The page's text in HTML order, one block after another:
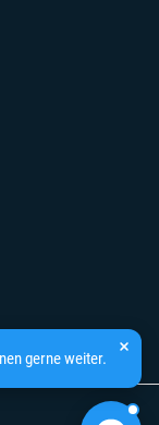
gerne weiter.